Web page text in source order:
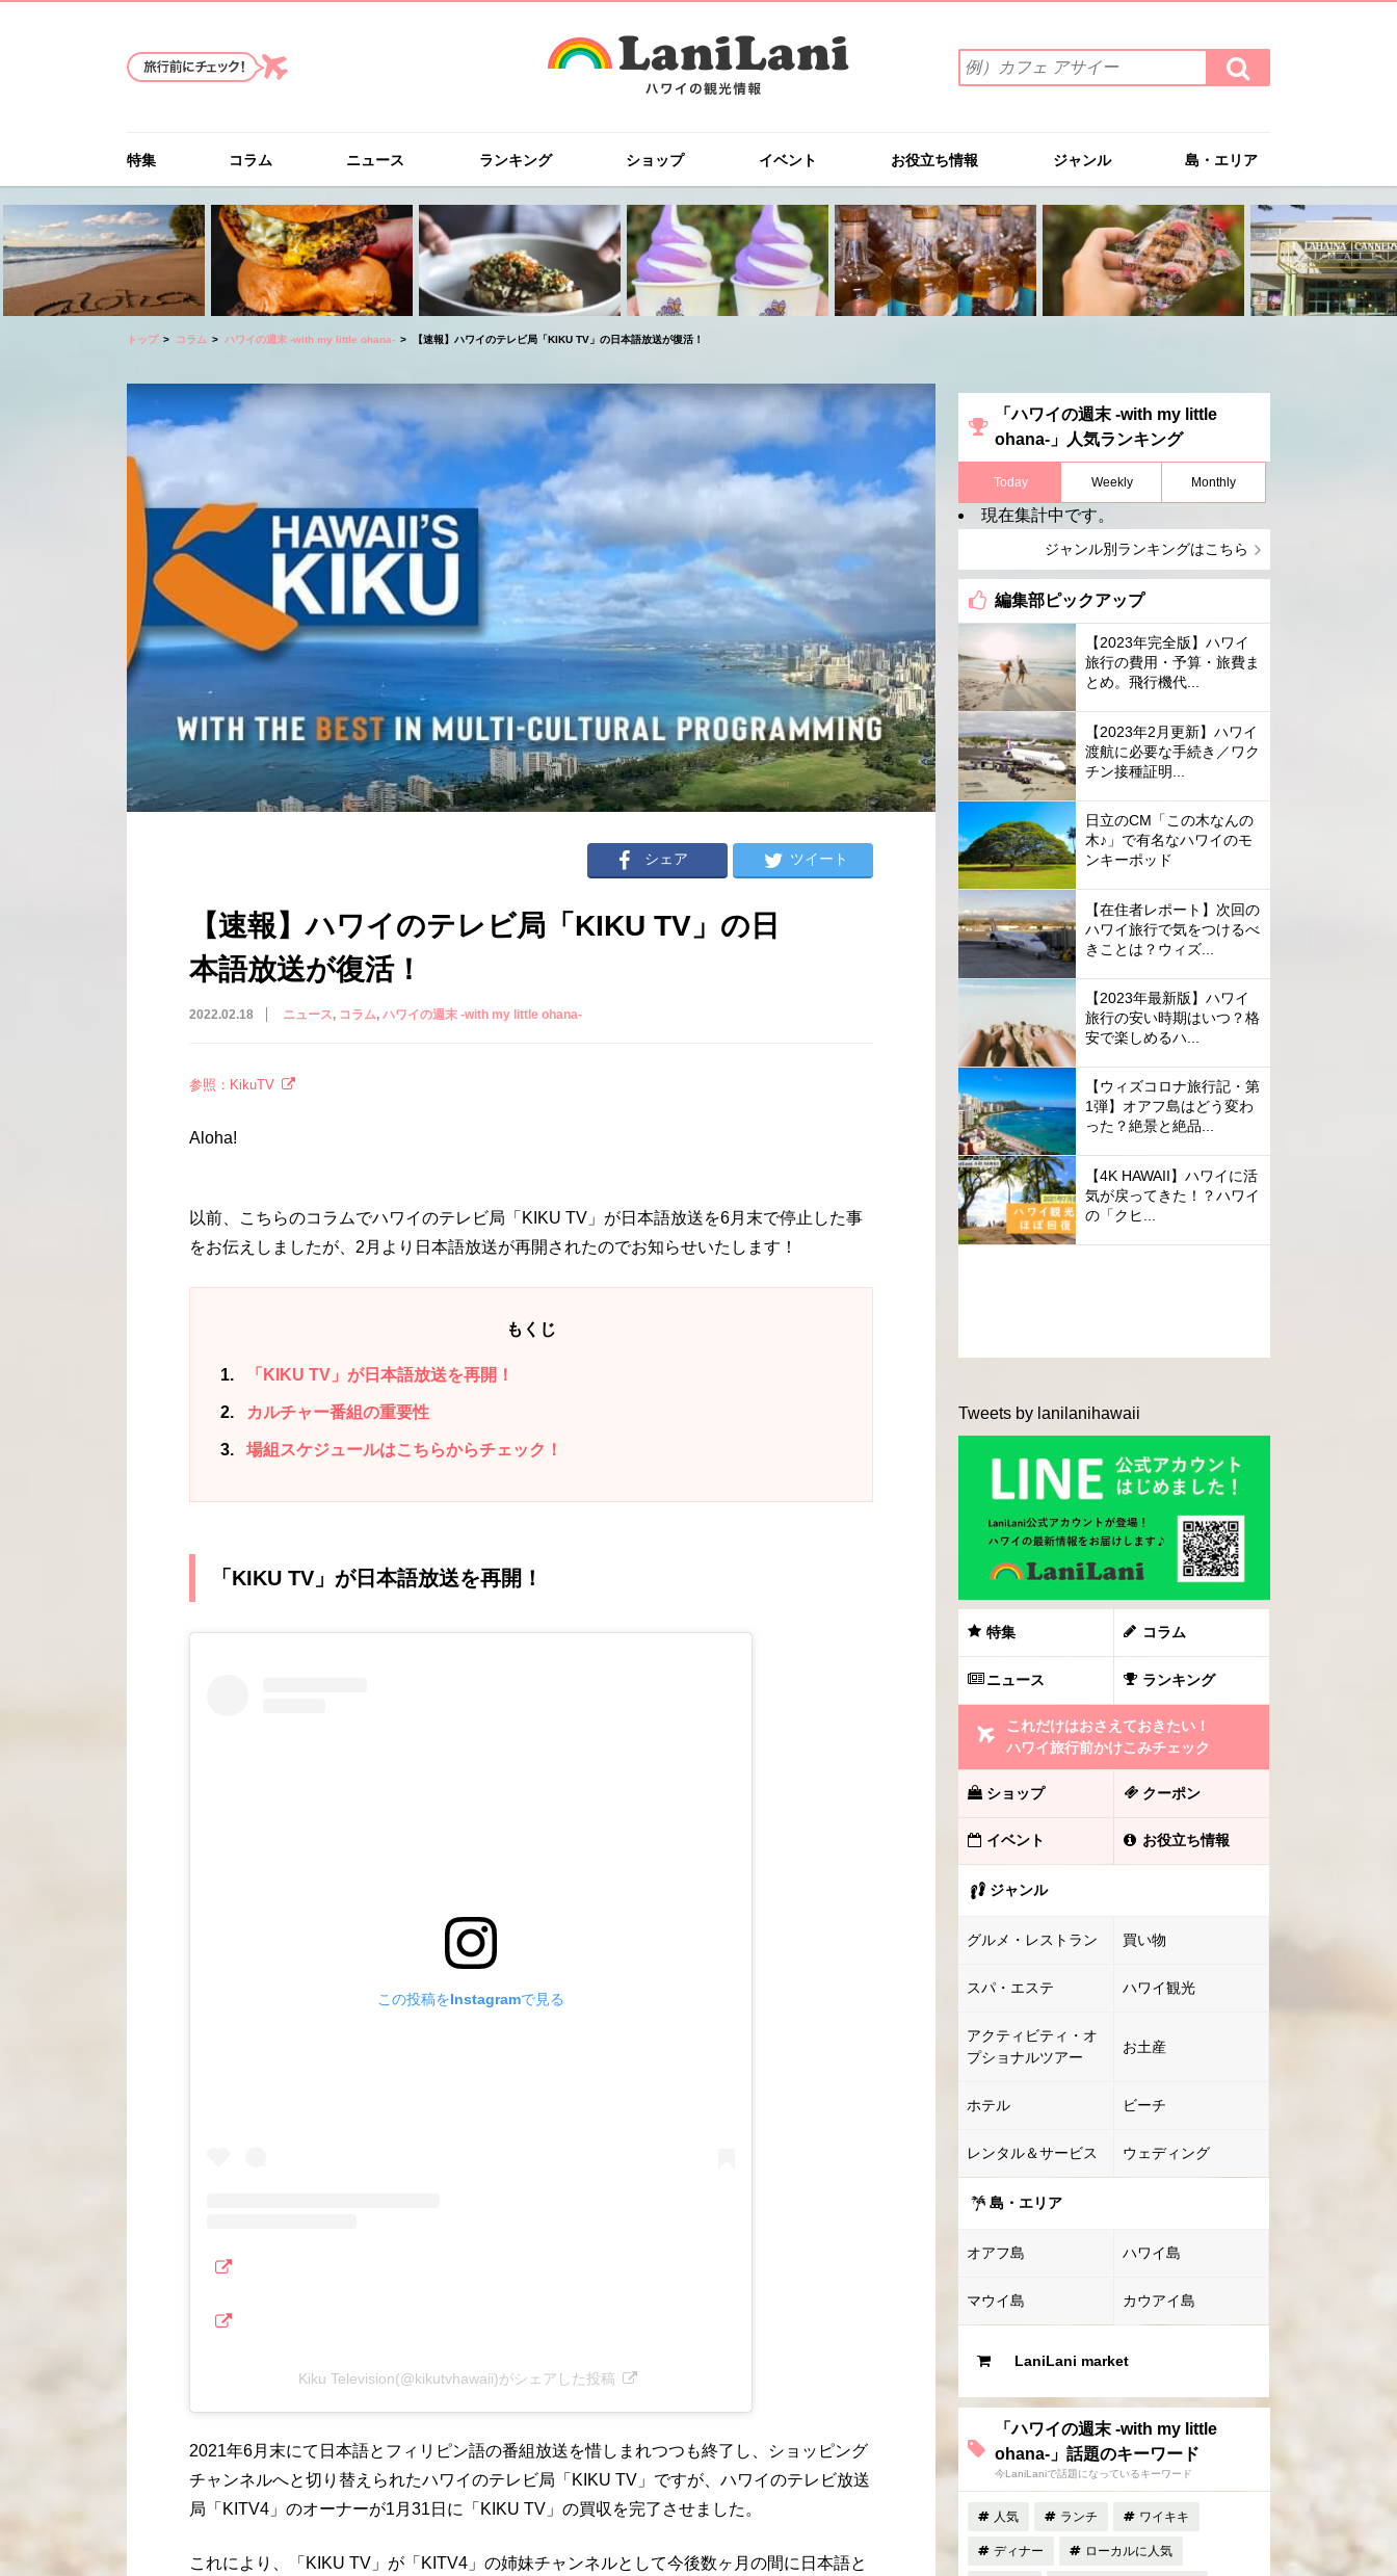
索
ワ
を
入
力
(例）
カ
フ
ェ
イ
ー
検
索
す
特集 コラム ニュース ランキング ショップ イベント お役立ち情報 ジャンル 島・エリア
トップ コラム ハワイの週末 -with my little ohana- 【速報】ハワイのテレビ局「KIKU TV」の日本語放送が復活！
シェア ツイート
【速報】ハワイのテレビ局「KIKU TV」の日
本語放送が復活！
2022.02.18 ニュース コラム ハワイの週末 -with my little ohana-
参照：KikuTV
Aloha!
以前、こちらのコラムでハワイのテレビ局「KIKU TV」が日本語放送を6月末で停止した事
をお伝えしましたが、2月より日本語放送が再開されたのでお知らせいたします！
もくじ
1 「KIKU TV」が日本語放送を再開！
2 カルチャー番組の重要性
3 場組スケジュールはこちらからチェック！
「KIKU TV」が日本語放送を再開！
この投稿をInstagramで見る
Kiku Television(@kikutvhawaii)がシェアした投稿
2021年6月末にて日本語とフィリピン語の番組放送を惜しまれつつも終了し、ショッピング
チャンネルへと切り替えられたハワイのテレビ局「KIKU TV」ですが、ハワイのテレビ放送
局「KITV4」のオーナーが1月31日に「KIKU TV」の買収を完了させました。
これにより、「KIKU TV」が「KITV4」の姉妹チャンネルとして今後数ヶ月の間に日本語と
「ハワイの週末 -with my little
ohana-」人気ランキング
Today Weekly Monthly
現在集計中です。
ジャンル別ランキングはこちら
編集部ピックアップ
【2023年完全版】ハワイ
旅行の費用・予算・旅費ま
とめ。飛行機代...
【2023年2月更新】ハワイ
渡航に必要な手続き／ワク
チン接種証明...
日立のCM「この木なんの
木♪」で有名なハワイのモ
ンキーポッド
【在住者レポート】次回の
ハワイ旅行で気をつけるべ
きことは？ウィズ...
【2023年最新版】ハワイ
旅行の安い時期はいつ？格
安で楽しめるハ...
【ウィズコロナ旅行記・第
1弾】オアフ島はどう変わ
った？絶景と絶品...
【4K HAWAII】ハワイに活
気が戻ってきた！？ハワイ
の「クヒ...
Tweets by lanilanihawaii
特集 コラム
ニュース ランキング
これだけはおさえておきたい！
ハワイ旅行前かけこみチェック
ショップ クーポン
イベント お役立ち情報
ジャンル
グルメ・レストラン 買い物
スパ・エステ ハワイ観光
アクティビティ・オ
プショナルツアー
お土産
ホテル ビーチ
レンタル＆サービス ウェディング
島・エリア
オアフ島 ハワイ島
マウイ島 カウアイ島
LaniLani market
「ハワイの週末 -with my little
ohana-」話題のキーワード
今LaniLaniで話題になっているキーワード
人気 ランチ ワイキキ
ディナー ローカルに人気